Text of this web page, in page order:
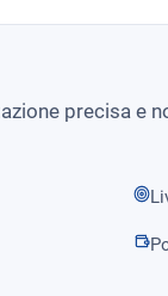
precisa e